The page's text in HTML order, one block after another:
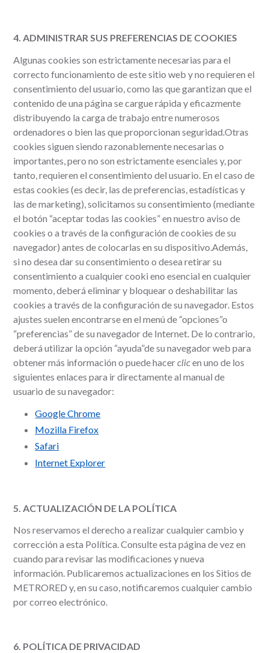
4. ADMINISTRAR SUS PREFERENCIAS DE COOKIES
Algunas cookies son estrictamente necesarias para el
correcto funcionamiento de este sitio web y no requieren el
consentimiento del usuario, como las que garantizan que el
contenido de una página se cargue rápida y eficazmente
distribuyendo la carga de trabajo entre numerosos
ordenadores o bien las que proporcionan seguridad.Otras
cookies siguen siendo razonablemente necesarias o
importantes, pero no son estrictamente esenciales y, por
tanto, requieren el consentimiento del usuario. En el caso de
estas cookies (es decir, las de preferencias, estadísticas y
las de marketing), solicitamos su consentimiento (mediante
el botón “aceptar todas las cookies” en nuestro aviso de
cookies o a través de la configuración de cookies de su
navegador) antes de colocarlas en su dispositivo.Además,
si no desea dar su consentimiento o desea retirar su
consentimiento a cualquier cooki eno esencial en cualquier
momento, deberá eliminar y bloquear o deshabilitar las
cookies a través de la configuración de su navegador. Estos
ajustes suelen encontrarse en el menú de “opciones”o
“preferencias” de su navegador de Internet. De lo contrario,
deberá utilizar la opción “ayuda”de su navegador web para
obtener más información o puede hacerclicen uno de los
siguientes enlaces para ir directamente al manual de
usuario de su navegador:
Google Chrome
Mozilla Firefox
Safari
Internet Explorer
5. ACTUALIZACIÓN DE LA POLÍTICA
Nos reservamos el derecho a realizar cualquier cambio y
corrección a esta Política. Consulte esta página de vez en
cuando para revisar las modificaciones y nueva
información. Publicaremos actualizaciones en los Sitios de
METRORED y, en su caso, notificaremos cualquier cambio
por correo electrónico.
6. POLÍTICA DE PRIVACIDAD